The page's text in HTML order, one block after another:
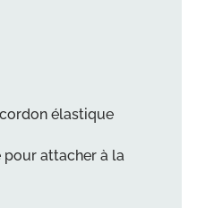
élastique
attacher à la